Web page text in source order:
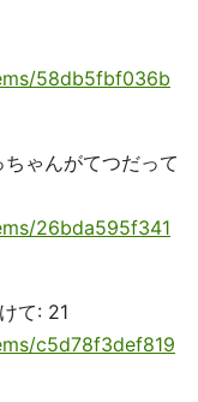
58db5fbf036b
ゃんがてつだって
26bda595f341
て: 21
c5d78f3def819